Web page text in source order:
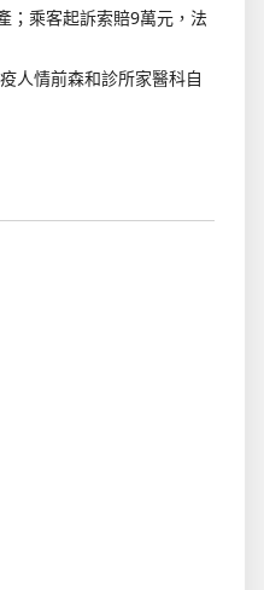
；乘客起訴索賠9萬元，法
人情前森和診所家醫科自